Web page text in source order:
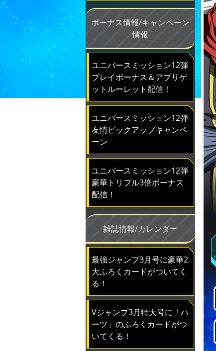
ボーナス情報/キャンペーン
情報
ユニバースミッション12弾
プレイボーナス＆アプリゲ
ットルーレット配信！
ユニバースミッション12弾
友情ピックアップキャンペ
ーン
ユニバースミッション12弾
豪華トリプル3倍ボーナス
配信！
雑誌情報/カレンダー
最強ジャンプ3月号に豪華2
大ふろくカードがついてく
る！
Vジャンプ3月特大号に「ハ
ーツ」のふろくカードがつ
いてくる！